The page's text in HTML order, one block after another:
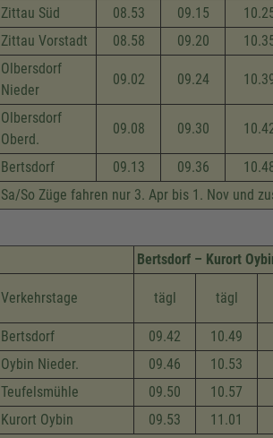
Zittau Süd 08.53 09.15
Zittau Vorstadt
08.58 09.20
Olbersdorf
Nieder
09.02 09.24
Olbersdorf
Oberd.
09.08 09.30
Bertsdorf 09.13 09.36
Sa/So Züge fahren nur 3. Apr bis 1. Nov und
Bertsdorf – Kurort
Verkehrstage tägl tägl
Bertsdorf 09.42 10.49
Oybin Nieder.
09.46 10.53
Teufelsmühle
09.50 10.57
Kurort Oybin
09.53 11.01